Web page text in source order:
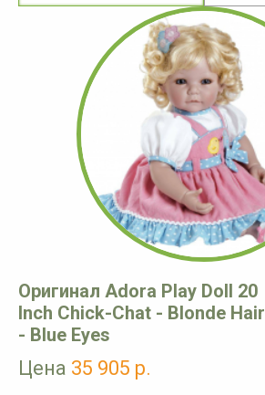
Оригинал Adora Play Doll 20
Inch Chick-Chat - Blonde Hair
- Blue Eyes
Цена 35 905 р.